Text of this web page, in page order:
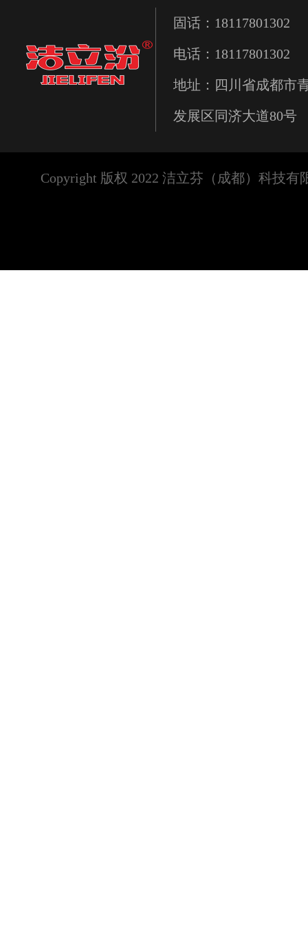
固话：18117801302
电话：18117801302
地址：四川省成都市
发展区同济大道80号
Copyright 版权 2022 洁立芬（成都）科技有